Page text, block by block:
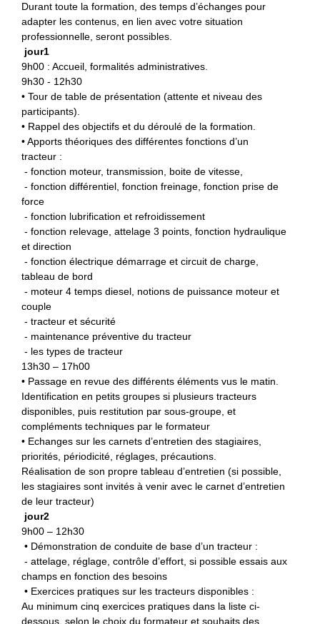
Durant toute la formation, des temps d’échanges pour
adapter les contenus, en lien avec votre situation
professionnelle, seront possibles.
jour1
9h00 : Accueil, formalités administratives.
9h30 - 12h30
• Tour de table de présentation (attente et niveau des
participants).
• Rappel des objectifs et du déroulé de la formation.
• Apports théoriques des différentes fonctions d’un
tracteur :
- fonction moteur, transmission, boite de vitesse,
- fonction différentiel, fonction freinage, fonction prise de
force
- fonction lubrification et refroidissement
- fonction relevage, attelage 3 points, fonction hydraulique
et direction
- fonction électrique démarrage et circuit de charge,
tableau de bord
- moteur 4 temps diesel, notions de puissance moteur et
couple
- tracteur et sécurité
- maintenance préventive du tracteur
- les types de tracteur
13h30 – 17h00
• Passage en revue des différents éléments vus le matin.
Identification en petits groupes si plusieurs tracteurs
disponibles, puis restitution par sous-groupe, et
compléments techniques par le formateur
• Echanges sur les carnets d’entretien des stagiaires,
priorités, périodicité, réglages, précautions.
Réalisation de son propre tableau d’entretien (si possible,
les stagiaires sont invités à venir avec le carnet d’entretien
de leur tracteur)
jour2
9h00 – 12h30
• Démonstration de conduite de base d’un tracteur :
- attelage, réglage, contrôle d’effort, si possible essais aux
champs en fonction des besoins
• Exercices pratiques sur les tracteurs disponibles :
Au minimum cinq exercices pratiques dans la liste ci-
dessous, selon le choix du formateur et souhaits des